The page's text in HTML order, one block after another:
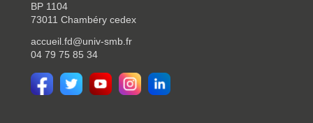
BP 1104
73011 Chambéry cedex
accueil.fd@univ-smb.fr
04 79 75 85 34